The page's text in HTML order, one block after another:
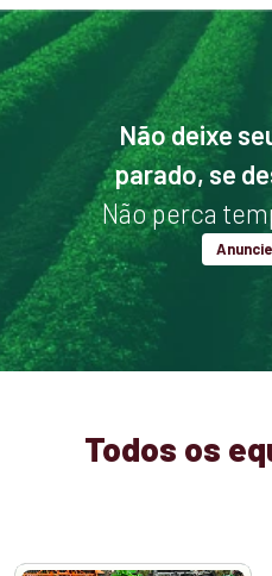
Não deixe
parado, se
Não perca
Todos os